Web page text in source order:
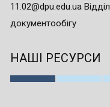
11.02@dpu.edu.ua Відділ
документообігу
НАШІ РЕСУРСИ